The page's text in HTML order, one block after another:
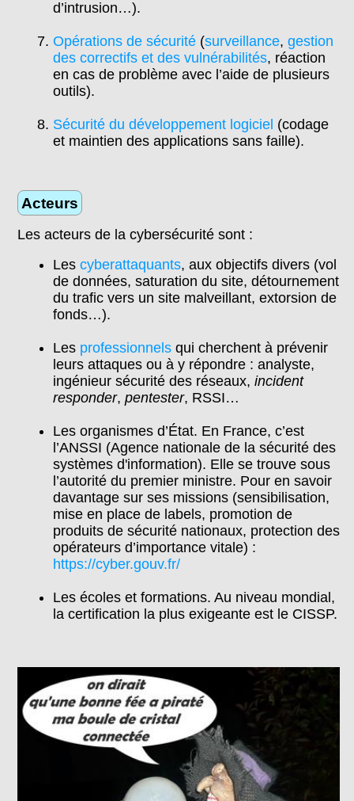
d’intrusion…).
Opérations de sécurité(surveillance, gestion
des correctifs et des vulnérabilités, réaction
en cas de problème avec l’aide de plusieurs
outils).
Sécurité du développement logiciel (codage
et maintien des applications sans faille).
Acteurs
Les acteurs de la cybersécurité sont :
Les cyberattaquants, aux objectifs divers (vol
de données, saturation du site, détournement
du trafic vers un site malveillant, extorsion de
fonds…).
Les professionnelsqui cherchent à prévenir
leurs attaques ou à y répondre : analyste,
ingénieur sécurité des réseaux, incident
responder, pentester, RSSI…
Les organismes d’État. En France, c’est
l’ANSSI (Agence nationale de la sécurité des
systèmes d'information). Elle se trouve sous
l’autorité du premier ministre. Pour en savoir
davantage sur ses missions (sensibilisation,
mise en place de labels, promotion de
produits de sécurité nationaux, protection des
opérateurs d’importance vitale) :
https://cyber.gouv.fr/
Les écoles et formations. Au niveau mondial,
la certification la plus exigeante est le CISSP.